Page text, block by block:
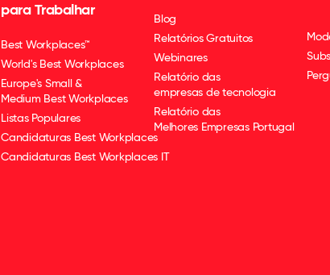
para Trabalhar
Best Workplaces™
World's Best Workplaces
Europe's Small &
Medium Best Workplaces
Listas Populares
Candidaturas Best Workplaces
Candidaturas Best Workplaces IT
Blog
Relatórios Gratuitos
Webinares
Relatório das
empresas de tecnologia
Relatório das
Melhores Empresas Portugal